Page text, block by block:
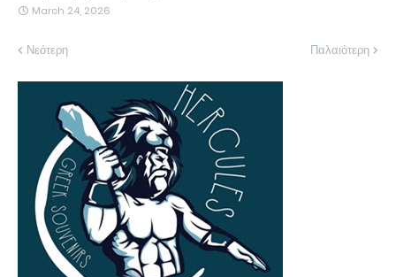
March 24, 2026
Νεότερη Παλαιότερη